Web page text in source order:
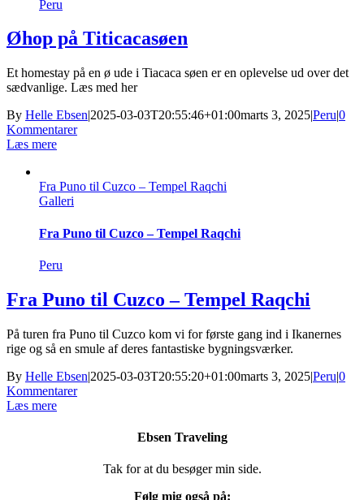
Peru
Øhop på Titicacasøen
Et homestay på en ø ude i Tiacaca søen er en oplevelse ud over det
sædvanlige. Læs med her
By Helle Ebsen|2025-03-03T20:55:46+01:00marts 3, 2025|Peru|0
Kommentarer
Læs mere
Fra Puno til Cuzco – Tempel Raqchi
Galleri
Fra Puno til Cuzco – Tempel Raqchi
Peru
Fra Puno til Cuzco – Tempel Raqchi
På turen fra Puno til Cuzco kom vi for første gang ind i Ikanernes
rige og så en smule af deres fantastiske bygningsværker.
By Helle Ebsen|2025-03-03T20:55:20+01:00marts 3, 2025|Peru|0
Kommentarer
Læs mere
Ebsen Traveling
Tak for at du besøger min side.
Følg mig også på: